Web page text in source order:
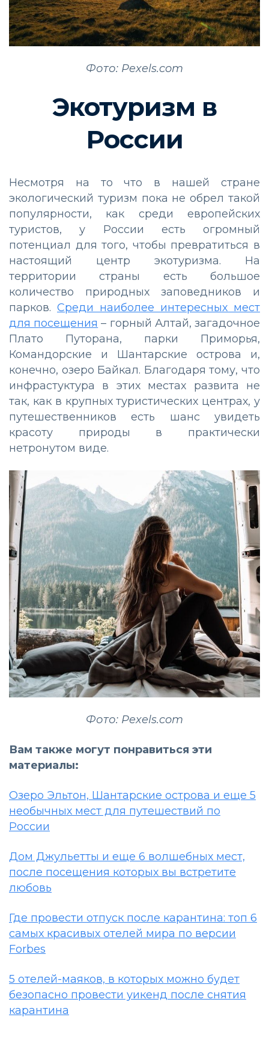
Фото: Pexels.com
Экотуризм в
России
Несмотря на то что в нашей стране
экологический туризм пока не обрел такой
популярности, как среди европейских
туристов, у России есть огромный
потенциал для того, чтобы превратиться в
настоящий центр экотуризма. На
территории страны есть большое
количество природных заповедников и
парков. Среди наиболее интересных мест
для посещения – горный Алтай, загадочное
Плато Путорана, парки Приморья,
Командорские и Шантарские острова и,
конечно, озеро Байкал. Благодаря тому, что
инфрастуктура в этих местах развита не
так, как в крупных туристических центрах, у
путешественников есть шанс увидеть
красоту природы в практически
нетронутом виде.
Фото: Pexels.com
Вам также могут понравиться эти
материалы:
Озеро Эльтон, Шантарские острова и еще 5
необычных мест для путешествий по
России
Дом Джульетты и еще 6 волшебных мест,
после посещения которых вы встретите
любовь
Где провести отпуск после карантина: топ 6
самых красивых отелей мира по версии
Forbes
5 отелей-маяков, в которых можно будет
безопасно провести уикенд после снятия
карантина